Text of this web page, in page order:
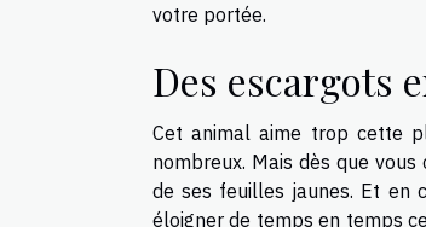
votre portée.
Des escargots
Cet animal aime trop cette
nombreux. Mais dès que
de ses feuilles jaunes. Et en
éloigner de temps en temps